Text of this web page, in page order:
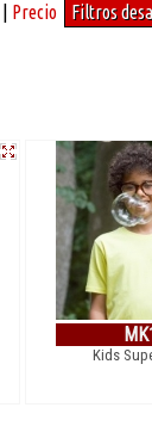
Precio Filtros
Kids